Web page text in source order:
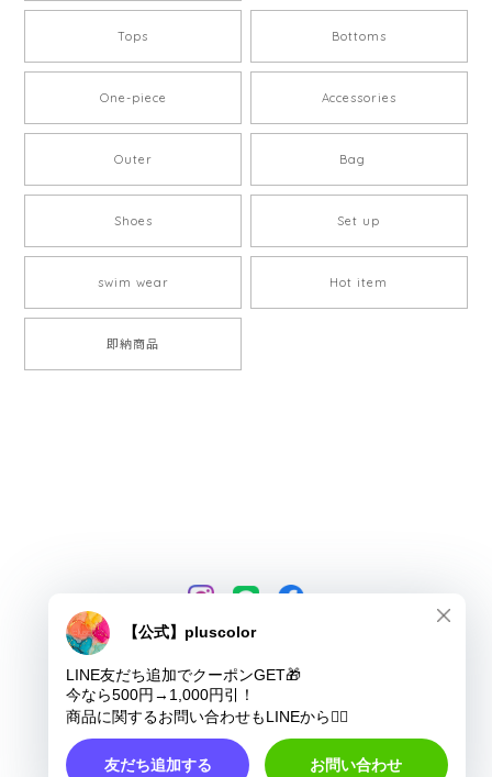
Tops Bottoms
One-piece Accessories
Outer Bag
Shoes Set up
swim wear Hot item
即納商品
特定商取引法に基づく表記
COPYRIGHT © pluscolor